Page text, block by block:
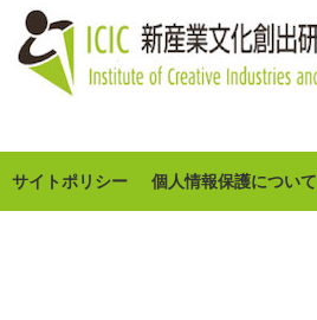
サイトポリシー 個人情報保護について